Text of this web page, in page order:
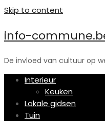
Skip to content
info-
De invloed van cultuur op
Interieur
Keuken
Lokale gidsen
Tuin